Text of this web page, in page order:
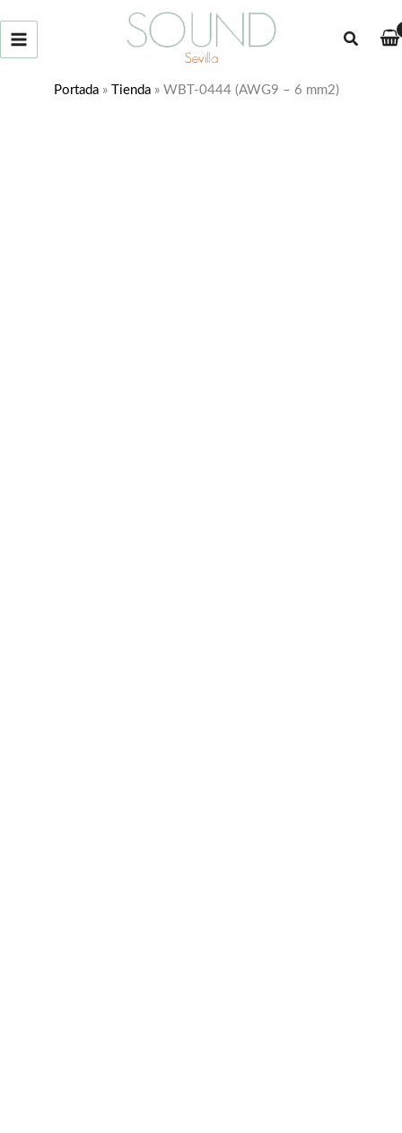
Buscar
Portada » Tienda » WBT-0444 (AWG9 – 6 mm2)